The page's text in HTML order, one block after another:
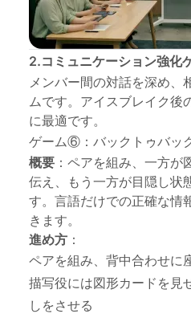
2.コミュニケーション強化
メンバー間の対話を深め、
ムです。アイスブレイク後
に最適です。
ゲーム⑥：バックトゥバッ
概要 ：ペアを組み、一方
伝え、もう一方が目隠し状
す。言語だけでの正確な情
きます。
進め方 ：
ペアを組み、背中合わせに
描写役には図形カードを見
しをさせる